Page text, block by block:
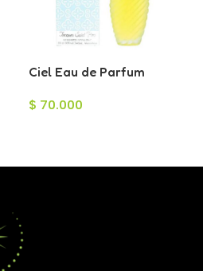
Ciel Eau de Parfum
$ 70.000